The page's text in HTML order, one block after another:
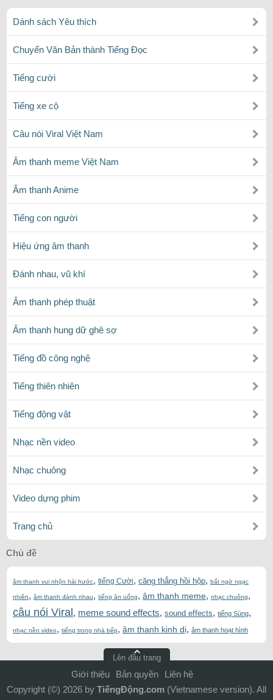
Dánh sách Yêu thích
Chuyển Văn Bản thành Tiếng Đọc
Tiếng cười
Tiếng xe cộ
Câu nói Viral Việt Nam
Âm thanh meme Việt Nam
Âm thanh Anime
Tiếng con người
Hiệu ứng âm thanh
Đánh nhau, vũ khí
Âm thanh phép thuật
Âm thanh hung dữ ghê sợ
Tiếng đồ công nghệ
Tiếng thiên nhiên
Tiếng động vật
Nhạc nền video
Nhạc chuông
Video dựng phim
Trang chủ
Chủ đề
âm thanh vui nhộn hài hước, tiếng Cười, căng thẳng hồi hộp, bất ngờ ngạc
nhiên, âm thanh đánh nhau, tiếng ăn uống, âm thanh meme, nhạc chuông,
câu nói Viral , meme sound effects, sound effects, tiếng Súng,
nhạc nền video, tiếng trong nhà bếp, âm thanh kinh dị, âm thanh hoạt hình
Lên đầu trang
Giới thiệu Bản quyền
Liên hệ
Copyright (©) 2026 by TiếngĐộng.com (Vietnamese version). All